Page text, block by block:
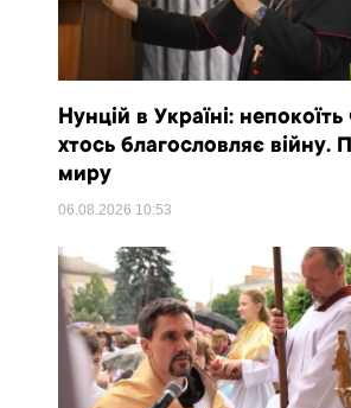
Нунцій в Україні:
хтось благословляє війну.
миру
06.08.2026 10:53